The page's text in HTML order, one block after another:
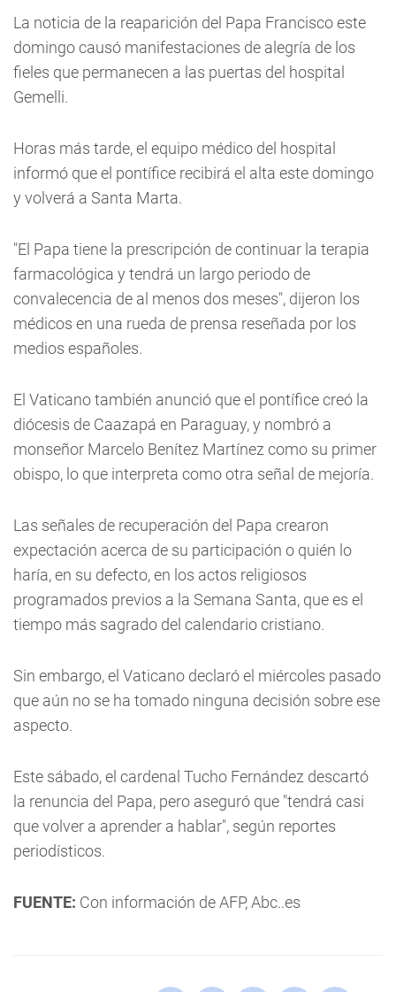
La noticia de la reaparición del Papa Francisco este
domingo causó manifestaciones de alegría de los
fieles que permanecen a las puertas del hospital
Gemelli.
Horas más tarde, el equipo médico del hospital
informó que el pontífice recibirá el alta este domingo
y volverá a Santa Marta.
"El Papa tiene la prescripción de continuar la terapia
farmacológica y tendrá un largo periodo de
convalecencia de al menos dos meses", dijeron los
médicos en una rueda de prensa reseñada por los
medios españoles.
El Vaticano también anunció que el pontífice creó la
diócesis de Caazapá en Paraguay, y nombró a
monseñor Marcelo Benítez Martínez como su primer
obispo, lo que interpreta como otra señal de mejoría.
Las señales de recuperación del Papa crearon
expectación acerca de su participación o quién lo
haría, en su defecto, en los actos religiosos
programados previos a la Semana Santa, que es el
tiempo más sagrado del calendario cristiano.
Sin embargo, el Vaticano declaró el miércoles pasado
que aún no se ha tomado ninguna decisión sobre ese
aspecto.
Este sábado, el cardenal Tucho Fernández descartó
la renuncia del Papa, pero aseguró que "tendrá casi
que volver a aprender a hablar", según reportes
periodísticos.
FUENTE: Con información de AFP, Abc..es